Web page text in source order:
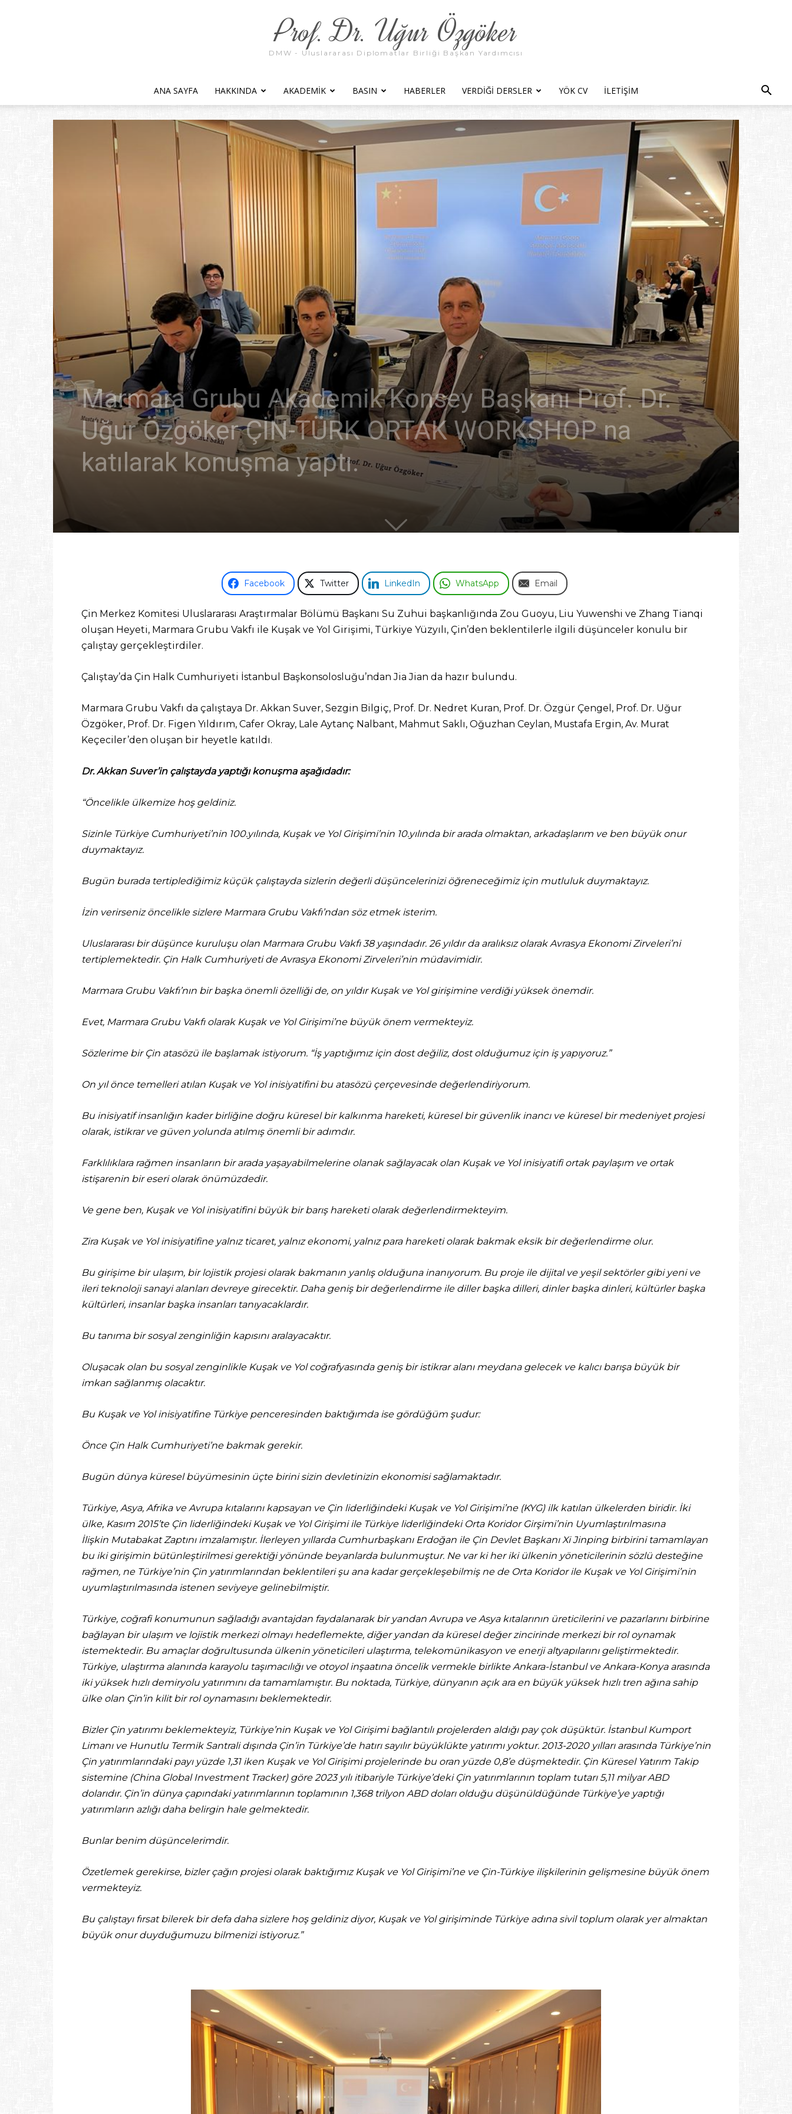
Prof. Dr. Uğur Özgöker
DMW - Uluslararası Diplomatlar Birliği Başkan Yardımcısı
ANA SAYFA HAKKINDA AKADEMIK BASIN HABERLER VERDIĞI DERSLER YÖK CV İLETIŞIM
Marmara Grubu Akademik Konsey Başkanı Prof. Dr.
Uğur Özgöker ÇİN-TÜRK ORTAK WORKSHOP na
katılarak konuşma yaptı.
Facebook Twitter LinkedIn WhatsApp Email
Çin Merkez Komitesi Uluslararası Araştırmalar Bölümü Başkanı Su Zuhui başkanlığında Zou Guoyu, Liu Yuwenshi ve Zhang Tianqi
oluşan Heyeti, Marmara Grubu Vakfı ile Kuşak ve Yol Girişimi, Türkiye Yüzyılı, Çin’den beklentilerle ilgili düşünceler konulu bir
çalıştay gerçekleştirdiler.
Çalıştay’da Çin Halk Cumhuriyeti İstanbul Başkonsolosluğu’ndan Jia Jian da hazır bulundu.
Marmara Grubu Vakfı da çalıştaya Dr. Akkan Suver, Sezgin Bilgiç, Prof. Dr. Nedret Kuran, Prof. Dr. Özgür Çengel, Prof. Dr. Uğur
Özgöker, Prof. Dr. Figen Yıldırım, Cafer Okray, Lale Aytanç Nalbant, Mahmut Saklı, Oğuzhan Ceylan, Mustafa Ergin, Av. Murat
Keçeciler’den oluşan bir heyetle katıldı.
Dr. Akkan Suver’in çalıştayda yaptığı konuşma aşağıdadır:
“Öncelikle ülkemize hoş geldiniz.
Sizinle Türkiye Cumhuriyeti’nin 100.yılında, Kuşak ve Yol Girişimi’nin 10.yılında bir arada olmaktan, arkadaşlarım ve ben büyük onur
duymaktayız.
Bugün burada tertiplediğimiz küçük çalıştayda sizlerin değerli düşüncelerinizi öğreneceğimiz için mutluluk duymaktayız.
İzin verirseniz öncelikle sizlere Marmara Grubu Vakfı’ndan söz etmek isterim.
Uluslararası bir düşünce kuruluşu olan Marmara Grubu Vakfı 38 yaşındadır. 26 yıldır da aralıksız olarak Avrasya Ekonomi Zirveleri’ni
tertiplemektedir. Çin Halk Cumhuriyeti de Avrasya Ekonomi Zirveleri’nin müdavimidir.
Marmara Grubu Vakfı’nın bir başka önemli özelliği de, on yıldır Kuşak ve Yol girişimine verdiği yüksek önemdir.
Evet, Marmara Grubu Vakfı olarak Kuşak ve Yol Girişimi’ne büyük önem vermekteyiz.
Sözlerime bir Çin atasözü ile başlamak istiyorum. “İş yaptığımız için dost değiliz, dost olduğumuz için iş yapıyoruz.”
On yıl önce temelleri atılan Kuşak ve Yol inisiyatifini bu atasözü çerçevesinde değerlendiriyorum.
Bu inisiyatif insanlığın kader birliğine doğru küresel bir kalkınma hareketi, küresel bir güvenlik inancı ve küresel bir medeniyet projesi
olarak, istikrar ve güven yolunda atılmış önemli bir adımdır.
Farklılıklara rağmen insanların bir arada yaşayabilmelerine olanak sağlayacak olan Kuşak ve Yol inisiyatifi ortak paylaşım ve ortak
istişarenin bir eseri olarak önümüzdedir.
Ve gene ben, Kuşak ve Yol inisiyatifini büyük bir barış hareketi olarak değerlendirmekteyim.
Zira Kuşak ve Yol inisiyatifine yalnız ticaret, yalnız ekonomi, yalnız para hareketi olarak bakmak eksik bir değerlendirme olur.
Bu girişime bir ulaşım, bir lojistik projesi olarak bakmanın yanlış olduğuna inanıyorum. Bu proje ile dijital ve yeşil sektörler gibi yeni ve
ileri teknoloji sanayi alanları devreye girecektir. Daha geniş bir değerlendirme ile diller başka dilleri, dinler başka dinleri, kültürler başka
kültürleri, insanlar başka insanları tanıyacaklardır.
Bu tanıma bir sosyal zenginliğin kapısını aralayacaktır.
Oluşacak olan bu sosyal zenginlikle Kuşak ve Yol coğrafyasında geniş bir istikrar alanı meydana gelecek ve kalıcı barışa büyük bir
imkan sağlanmış olacaktır.
Bu Kuşak ve Yol inisiyatifine Türkiye penceresinden baktığımda ise gördüğüm şudur:
Önce Çin Halk Cumhuriyeti’ne bakmak gerekir.
Bugün dünya küresel büyümesinin üçte birini sizin devletinizin ekonomisi sağlamaktadır.
Türkiye, Asya, Afrika ve Avrupa kıtalarını kapsayan ve Çin liderliğindeki Kuşak ve Yol Girişimi’ne (KYG) ilk katılan ülkelerden biridir. İki
ülke, Kasım 2015’te Çin liderliğindeki Kuşak ve Yol Girişimi ile Türkiye liderliğindeki Orta Koridor Girşimi’nin Uyumlaştırılmasına
İlişkin Mutabakat Zaptını imzalamıştır. İlerleyen yıllarda Cumhurbaşkanı Erdoğan ile Çin Devlet Başkanı Xi Jinping birbirini tamamlayan
bu iki girişimin bütünleştirilmesi gerektiği yönünde beyanlarda bulunmuştur. Ne var ki her iki ülkenin yöneticilerinin sözlü desteğine
rağmen, ne Türkiye’nin Çin yatırımlarından beklentileri şu ana kadar gerçekleşebilmiş ne de Orta Koridor ile Kuşak ve Yol Girişimi’nin
uyumlaştırılmasında istenen seviyeye gelinebilmiştir.
Türkiye, coğrafi konumunun sağladığı avantajdan faydalanarak bir yandan Avrupa ve Asya kıtalarının üreticilerini ve pazarlarını birbirine
bağlayan bir ulaşım ve lojistik merkezi olmayı hedeflemekte, diğer yandan da küresel değer zincirinde merkezi bir rol oynamak
istemektedir. Bu amaçlar doğrultusunda ülkenin yöneticileri ulaştırma, telekomünikasyon ve enerji altyapılarını geliştirmektedir.
Türkiye, ulaştırma alanında karayolu taşımacılığı ve otoyol inşaatına öncelik vermekle birlikte Ankara-İstanbul ve Ankara-Konya arasında
iki yüksek hızlı demiryolu yatırımını da tamamlamıştır. Bu noktada, Türkiye, dünyanın açık ara en büyük yüksek hızlı tren ağına sahip
ülke olan Çin’in kilit bir rol oynamasını beklemektedir.
Bizler Çin yatırımı beklemekteyiz, Türkiye’nin Kuşak ve Yol Girişimi bağlantılı projelerden aldığı pay çok düşüktür. İstanbul Kumport
Limanı ve Hunutlu Termik Santrali dışında Çin’in Türkiye’de hatırı sayılır büyüklükte yatırımı yoktur. 2013-2020 yılları arasında Türkiye’nin
Çin yatırımlarındaki payı yüzde 1,31 iken Kuşak ve Yol Girişimi projelerinde bu oran yüzde 0,8’e düşmektedir. Çin Küresel Yatırım Takip
sistemine (China Global Investment Tracker) göre 2023 yılı itibariyle Türkiye’deki Çin yatırımlarının toplam tutarı 5,11 milyar ABD
dolarıdır. Çin’in dünya çapındaki yatırımlarının toplamının 1,368 trilyon ABD doları olduğu düşünüldüğünde Türkiye’ye yaptığı
yatırımların azlığı daha belirgin hale gelmektedir.
Bunlar benim düşüncelerimdir.
Özetlemek gerekirse, bizler çağın projesi olarak baktığımız Kuşak ve Yol Girişimi’ne ve Çin-Türkiye ilişkilerinin gelişmesine büyük önem
vermekteyiz.
Bu çalıştayı fırsat bilerek bir defa daha sizlere hoş geldiniz diyor, Kuşak ve Yol girişiminde Türkiye adına sivil toplum olarak yer almaktan
büyük onur duyduğumuzu bilmenizi istiyoruz.”